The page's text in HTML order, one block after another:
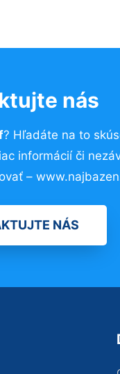
nás
? Hľadáte na to
informácií či
–
NÁS